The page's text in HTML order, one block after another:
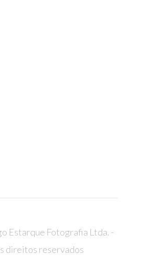
Estarque Fotografia Ltda. -
direitos reservados